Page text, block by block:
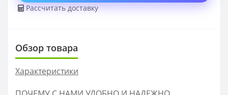
Рассчитать доставку
Обзор товара
Характеристики